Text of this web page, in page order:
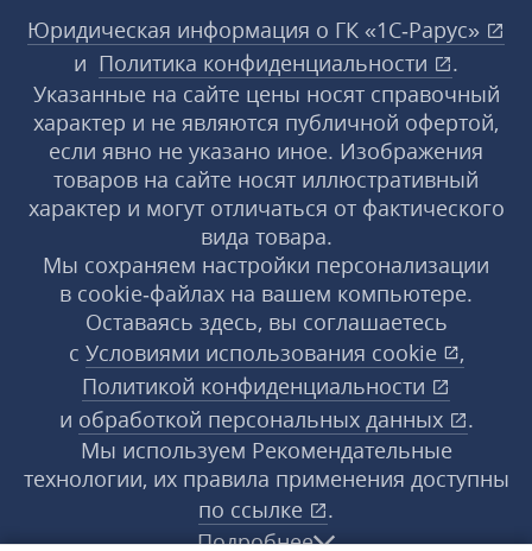
Юридическая информация о ГК «1С‑Рарус»
и Политика конфиденциальности
.
Указанные на сайте цены носят справочный
характер и не являются публичной офертой,
если явно не указано иное. Изображения
товаров на сайте носят иллюстративный
характер и могут отличаться от фактического
вида товара.
Мы сохраняем настройки персонализации
в cookie‑файлах на вашем компьютере.
Оставаясь здесь, вы соглашаетесь
с Условиями использования cookie
,
Политикой конфиденциальности
и обработкой персональных данных
.
Мы используем Рекомендательные
технологии, их правила применения доступны
по ссылке
.
Подробнее